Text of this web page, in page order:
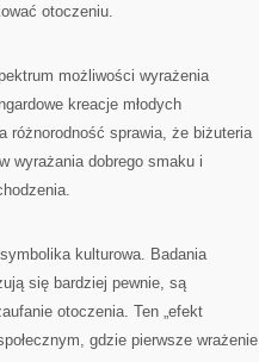
otoczeniu.
możliwości wyrażenia
kreacje młodych
różnorodność sprawia, że biżuteria
wyrażania dobrego smaku i
kulturowa. Badania
się bardziej pewnie, są
otoczenia. Ten „efekt
gdzie pierwsze wrażenie